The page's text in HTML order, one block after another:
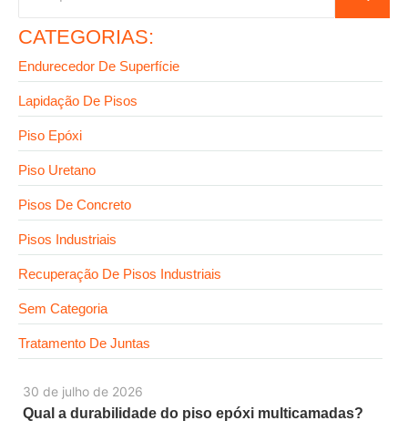
30 de julho de 2026
Qual a durabilidade do piso epóxi multicamadas?
CATEGORIAS:
Endurecedor De Superfície
Lapidação De Pisos
Piso Epóxi
Piso Uretano
Pisos De Concreto
Pisos Industriais
Recuperação De Pisos Industriais
Sem Categoria
Tratamento De Juntas